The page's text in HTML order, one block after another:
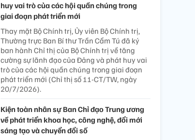
huy vai trò của các hội quần chúng trong
giai đoạn phát triển mới
Thay mặt Bộ Chính trị, Ủy viên Bộ Chính trị,
Thường trực Ban Bí thư Trần Cẩm Tú đã ký
ban hành Chỉ thị của Bộ Chính trị về tăng
cường sự lãnh đạo của Đảng và phát huy vai
trò của các hội quần chúng trong giai đoạn
phát triển mới (Chỉ thị số 11-CT/TW, ngày
20/7/2026).
Kiện toàn nhân sự Ban Chỉ đạo Trung ương
về phát triển khoa học, công nghệ, đổi mới
sáng tạo và chuyển đổi số